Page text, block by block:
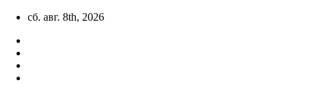
Skip
content
сб. авг. 8th, 2026